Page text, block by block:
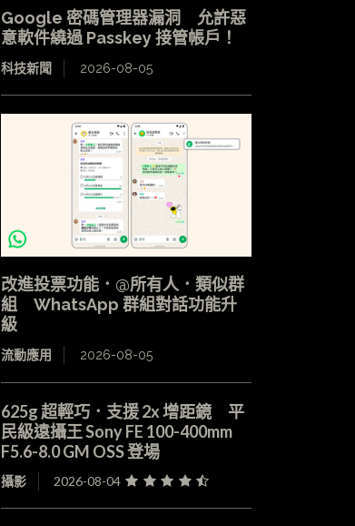
Google 密碼管理器漏洞 允許惡
意軟件繞過 Passkey 接管帳戶！
科技新聞 2026-08-05
改進投票功能．@所有人．類似群
組 WhatsApp 群組對話功能升
級
流動應用 2026-08-05
625g 超輕巧．支援 2x 增距鏡 平
民級遠攝王 Sony FE 100-400mm
F5.6-8.0 GM OSS 登場
攝影 2026-08-04